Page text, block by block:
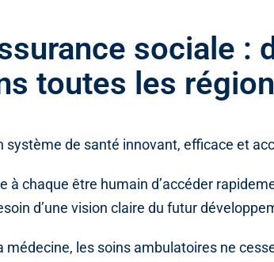
sociale :
toutes les
système de santé innovant, efficace et
à chaque être humain d’accéder
d’une vision claire du futur
médecine, les soins ambulatoires ne